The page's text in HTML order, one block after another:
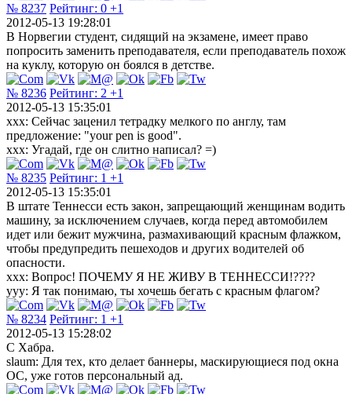
№ 8237 Рейтинг: 0 +1
2012-05-13 19:28:01
В Норвегии студент, сидящий на экзамене, имеет право
попросить заменить преподавателя, если преподаватель похож
на куклу, которую он боялся в детстве.
№ 8236 Рейтинг: 2 +1
2012-05-13 15:35:01
xxx: Сейчас заценил тетрадку мелкого по англу, там
предложение: "your pen is good".
xxx: Угадай, где он слитно написал? =)
№ 8235 Рейтинг: 1 +1
2012-05-13 15:35:01
В штате Теннесси есть закон, запрещающий женщинам водить
машину, за исключением случаев, когда перед автомобилем
идет или бежит мужчина, размахивающий красным флажком,
чтобы предупредить пешеходов и других водителей об
опасности.
xxx: Bопрос! ПОЧЕМУ Я НЕ ЖИВУ В ТЕНHЕССИ!????
yyy: Я так понимаю, ты хочешь бегать с красным флагом?
№ 8234 Рейтинг: 1 +1
2012-05-13 15:28:02
C Хабра.
slaum: Для тех, кто делает баннеры, маскирующиеся под окна
ОС, уже готов персональный ад.